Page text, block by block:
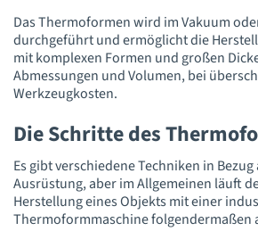
Das Thermoformen wird im Vakuum
durchgeführt und ermöglicht die
mit komplexen Formen und großen
Abmessungen und Volumen, bei
Werkzeugkosten.
Die Schritte des
Es gibt verschiedene Techniken in
Ausrüstung, aber im Allgemeinen läuft
Herstellung eines Objekts mit einer
Thermoformmaschine folgendermaßen